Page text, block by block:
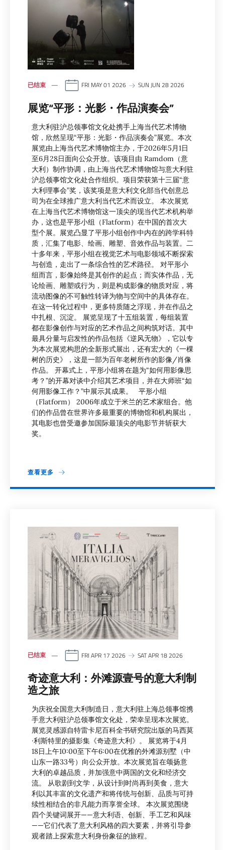
已结束 FRI MAY 01 2026 SUN JUN 28 2026
展览“平形：光影・作品演奏会”
意大利驻沪总领事馆文化处携手上海当代艺术博物
馆，欣然呈现“平形：光影・作品演奏会”展览。本次
展览由上海当代艺术博物馆主办，于2026年5月1日
至6月28日面向公众开放。该项目由 Ramdom（意
大利）制作协调，由上海当代艺术博物馆与意大利驻
沪总领事馆文化处合作组织。项目荣获第十三届“意
大利理事会”奖，该奖项是意大利文化部当代创意总
司为在全球推广意大利当代艺术而设立。 本次展览
在上海当代艺术博物馆这一顶尖的现当代艺术机构举
办，这也是平形小组（Flatform）在中国的首次大
型个展。展览凸显了平形小组创作中内在的跨学科特
质，汇集了电影、绘画、雕塑、音效作品与装置。二
十多年来，平形小组在视觉艺术与电影领域不断探索
与创造，走出了一条综合性的艺术路径。 对平形小
组而言，影像始终是其创作的起点；而实体作品，无
论绘画、雕塑或行为，则是构成影像的物质对应，将
流动图像的不可触性转译为物与空间中的具体存在。
在这一转化过程中，更多特质随之浮现，并在作品之
中扎根、沉淀。 展览呈现了十五组装置，每组装置
都在影像创作与对应的艺术作品之间构筑对话。其中
最具分量与启发性的作品包括《逆风无物》，它以专
为本次展览构思的全新形式展出，还有宏大的《一棵
树的历史》，这是一部为百年老树所作的影像/肖像
作品。 开幕式上，平形小组将在题为“如何用影像思
考？”的开幕对谈中介绍其艺术项目，并在大师班“如
何用影像工作？”中展示其成果。 平形小组
（Flatform） 2006年成立于米兰的艺术家组合。他
们的作品曾在世界许多最重要的博物馆和机构展出，
其电影也曾受邀参加国际最顶尖的电影节并斩获大
奖。
查看更多
已结束 FRI APR 17 2026 SAT APR 18 2026
奇迹意大利：外滩源壹号的意大利制
造之旅
为庆祝全国意大利制造日，意大利驻上海总领事馆携
手意大利驻沪总领事馆文化处，荣幸呈现本次展览。
展览灵感源自特雷卡尼百科全书研究院出版的马西莫
·利斯特里的摄影集《奇迹意大利》。 展览将于4月
18日上午10:00至下午6:00在优雅的外滩源别墅（中
山东一路33号）向公众开放。本次展览旨在颂扬意
大利的卓越品质，并加强意中两国的文化和经济交
流。 从歌剧到文学，从设计到时尚再到美食，意大
利以其丰富的文化遗产和将传统与创新、品质与可持
续性相结合的非凡能力而享誉全球。 本次展览围绕
四个关键词展开——意大利语、创新、手工艺和风味
——它们代表了意大利风格的四大要素，并将引导参
观者踏上探索意大利身份象征的旅程。